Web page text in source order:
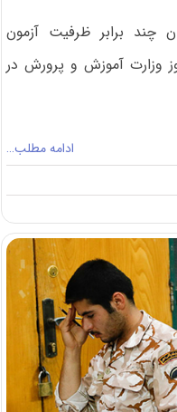
چند برابر ظرفیت آزمون
وزارت آموزش و پرورش در
ادامه مطلب…